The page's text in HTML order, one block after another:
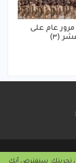
عام على
(٣)
تجربتك. سنفترض أنك